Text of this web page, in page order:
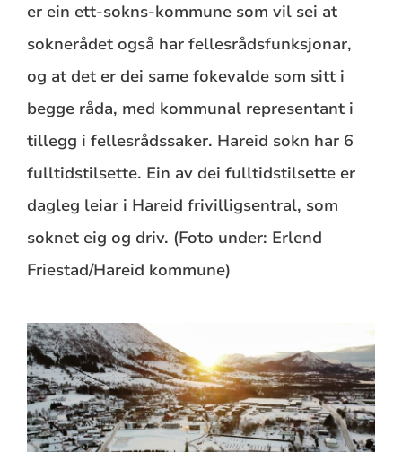
er ein ett-sokns-kommune som vil sei at
soknerådet også har fellesrådsfunksjonar,
og at det er dei same fokevalde som sitt i
begge råda, med kommunal representant i
tillegg i fellesrådssaker. Hareid sokn har 6
fulltidstilsette. Ein av dei fulltidstilsette er
dagleg leiar i Hareid frivilligsentral, som
soknet eig og driv. (Foto under: Erlend
Friestad/Hareid kommune)